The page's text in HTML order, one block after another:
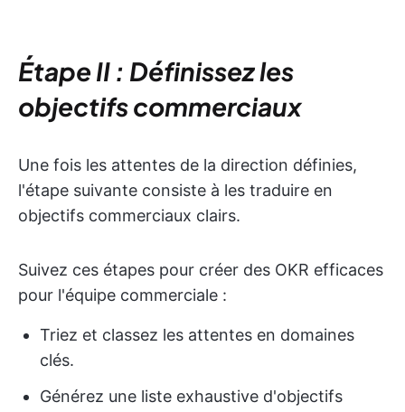
Étape II : Définissez les
objectifs commerciaux
Une fois les attentes de la direction définies,
l'étape suivante consiste à les traduire en
objectifs commerciaux clairs.
Suivez ces étapes pour créer des OKR efficaces
pour l'équipe commerciale :
Triez et classez les attentes en domaines
clés.
Générez une liste exhaustive d'objectifs